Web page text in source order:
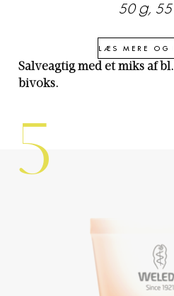
50 g,
LÆS MERE OG
Salveagtig med et miks af
bivoks.
5